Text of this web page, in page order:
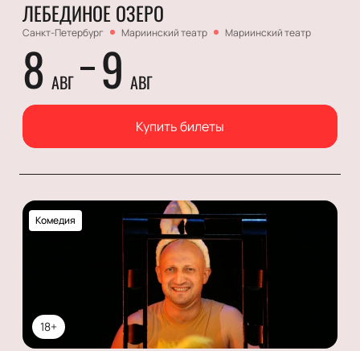
ЛЕБЕДИНОЕ ОЗЕРО
Санкт-Петербург Мариинский театр Мариинский театр
8 АВГ 9 АВГ
Купить билеты
18+
Комедия